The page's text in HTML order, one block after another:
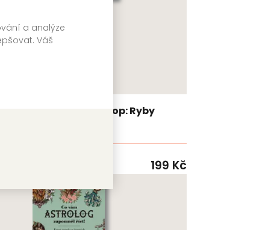
a analýze
Váš
Kapesní horoskop: Ryby
199 Kč